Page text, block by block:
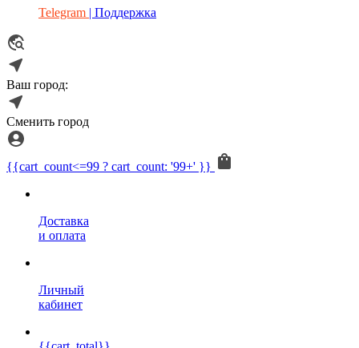
Telegram | Поддержка
Ваш город:
Сменить город
{{cart_count<=99 ? cart_count: '99+' }}
Доставка
и оплата
Личный
кабинет